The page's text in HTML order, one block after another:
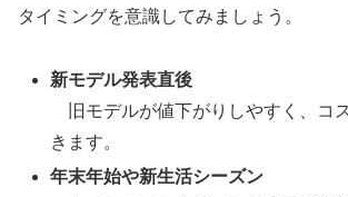
タイミングを意識してみましょう。
新モデル発表直後
旧モデルが値下がりしやすく、コ
きます。
年末年始や新生活シーズン